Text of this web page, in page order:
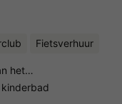
Fietsverhuur
het…